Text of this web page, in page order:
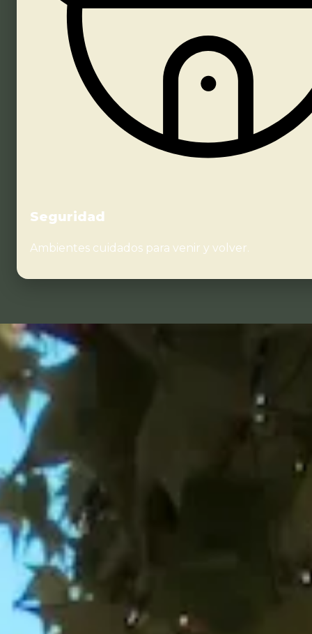
Seguridad
Ambientes cuidados para venir y volver.